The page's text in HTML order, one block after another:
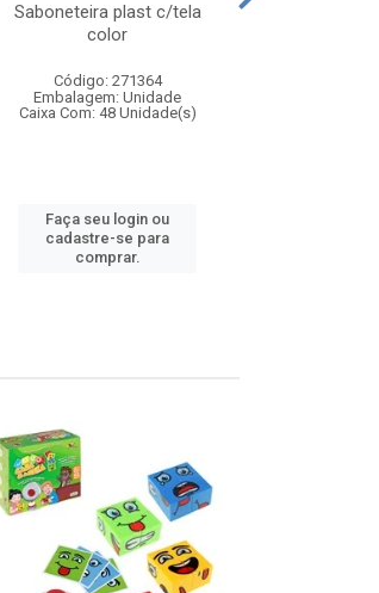
Saboneteira plast c/tela
color
Código: 271364
Embalagem: Unidade
Caixa Com: 48 Unidade(s)
Faça seu login ou
cadastre-se para
comprar.